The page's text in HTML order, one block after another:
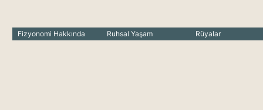
Fizyonomi Hakkında Ruhsal Yaşam Rüyalar